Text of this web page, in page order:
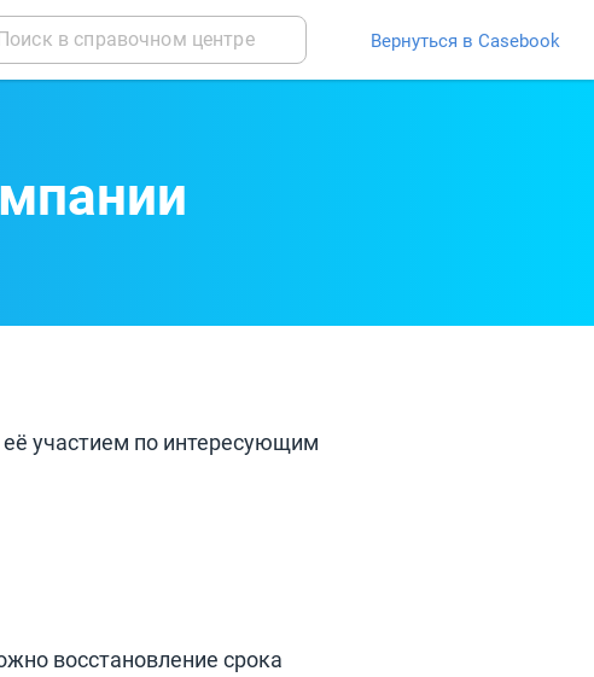
Вернуться в Casebook
участием по интересующим
восстановление срока